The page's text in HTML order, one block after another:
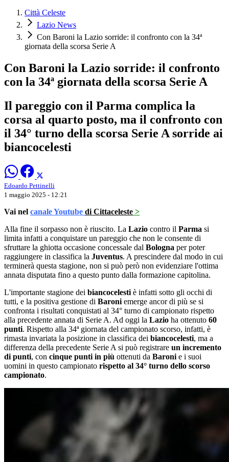
Città Celeste
Lazio News
Con Baroni la Lazio sorride: il confronto con la 34ª
giornata della scorsa Serie A
Con Baroni la Lazio sorride: il confronto
con la 34ª giornata della scorsa Serie A
Il pareggio con il Parma complica la
corsa al quarto posto, ma il confronto con
il 34° turno della scorsa Serie A sorride ai
biancocelesti
Edoardo Pettinelli
1 maggio 2025 - 12:21
Vai nel canale Youtube di Cittaceleste >
Alla fine il sorpasso non è riuscito. La Lazio contro il Parma si
limita infatti a conquistare un pareggio che non le consente di
sfruttare la ghiotta occasione concessale dal Bologna per poter
raggiungere in classifica la Juventus. A prescindere dal modo in cui
terminerà questa stagione, non si può però non evidenziare l'ottima
annata disputata fino a questo punto dalla formazione capitolina.
L'importante stagione dei biancocelesti è infatti sotto gli occhi di
tutti, e la positiva gestione di Baroni emerge ancor di più se si
confronta i risultati conquistati al 34° turno di campionato rispetto
alla precedente annata di Serie A. Ad oggi la Lazio ha ottenuto 60
punti. Rispetto alla 34ª giornata del campionato scorso, infatti, è
rimasta invariata la posizione in classifica dei biancocelesti, ma a
differenza della precedente Serie A si può registrare un incremento
di punti, con cinque punti in più ottenuti da Baroni e i suoi
uomini in questo campionato rispetto al 34° turno dello scorso
campionato.